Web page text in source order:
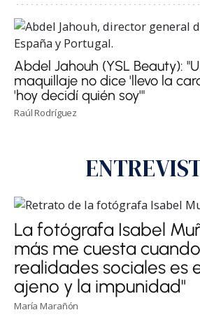
Abdel Jahouh (YSL Beauty):
maquillaje no dice 'llevo la
'hoy decidí quién soy'"
Raúl Rodríguez
La fotógrafa Isabel
más me cuesta
realidades sociales es
ajeno y la impunidad"
María Marañón